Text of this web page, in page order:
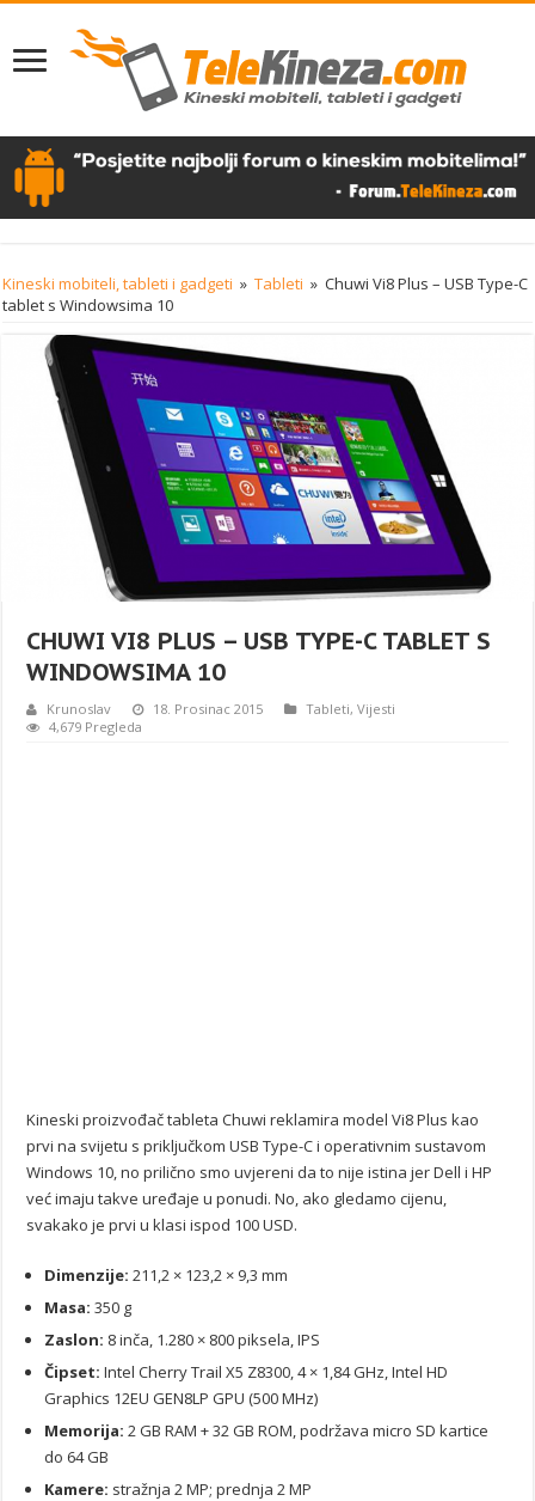
Kineski mobiteli, tableti i gadgeti » Tableti » Chuwi Vi8 Plus – USB Type-C
tablet s Windowsima 10
CHUWI VI8 PLUS – USB TYPE-C TABLET S
WINDOWSIMA 10
Krunoslav 18. Prosinac 2015 Tableti,Vijesti
4,679 Pregleda
Kineski proizvođač tableta Chuwi reklamira model Vi8 Plus kao
prvi na svijetu s priključkom USB Type-C i operativnim sustavom
Windows 10, no prilično smo uvjereni da to nije istina jer Dell i HP
već imaju takve uređaje u ponudi. No, ako gledamo cijenu,
svakako je prvi u klasi ispod 100 USD.
Dimenzije: 211,2 × 123,2 × 9,3 mm
Masa: 350 g
Zaslon: 8 inča, 1.280 × 800 piksela, IPS
Čipset: Intel Cherry Trail X5 Z8300, 4 × 1,84 GHz, Intel HD
Graphics 12EU GEN8LP GPU (500 MHz)
Memorija: 2 GB RAM + 32 GB ROM, podržava micro SD kartice
do 64 GB
Kamere: stražnja 2 MP; prednja 2 MP